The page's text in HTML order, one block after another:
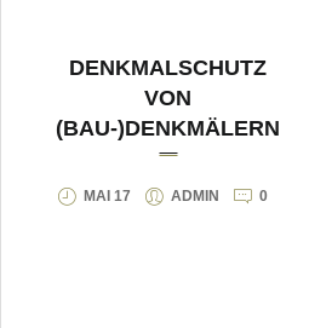
DENKMALSCHUTZ
VON
(BAU-)DENKMÄLERN
MAI 17 ADMIN 0